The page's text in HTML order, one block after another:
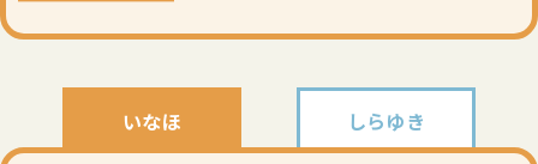
いなほ しらゆき